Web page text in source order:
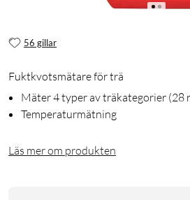
56 gillar
Fuktkvotsmätare för trä
Mäter 4 typer av träkategorier (28
Temperaturmätning
Läs mer om produkten